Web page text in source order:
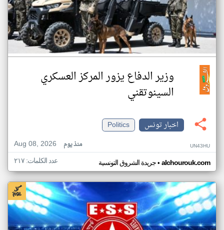
وزير الدفاع يزور المركز العسكري
السينوتقني
اخبار تونس
Politics
Aug 08, 2026
منذ يوم UN43HU
جريدة الشروق التونسية• alchourouk.com عدد الكلمات: ٢١٧